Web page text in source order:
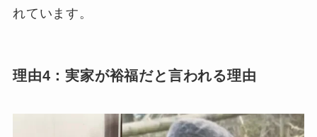
れています。
理由4：実家が裕福だと言われる理由